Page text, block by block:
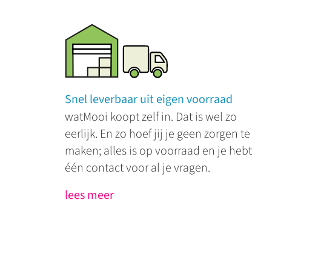
Snel leverbaar uit eigen voorraad
watMooi koopt zelf in. Dat is wel zo
eerlijk. En zo hoef jij je geen zorgen te
maken; alles is op voorraad en je hebt
één contact voor al je vragen.
lees meer